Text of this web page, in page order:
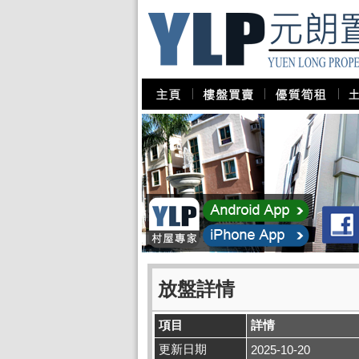
放盤詳情
項目
詳情
更新日期
2025-10-20